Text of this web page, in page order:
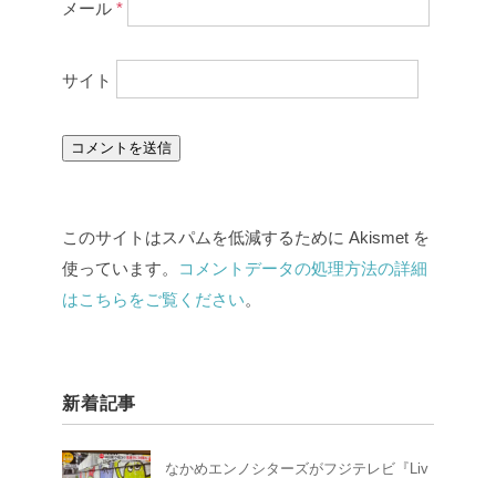
メール *
サイト
このサイトはスパムを低減するために Akismet を
使っています。
コメントデータの処理方法の詳細
はこちらをご覧ください。
新着記事
なかめエンノシターズがフジテレビ『Liv